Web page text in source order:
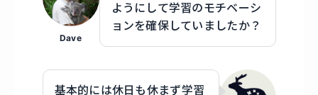
Dave
ようにして学習のモチベーシ
ョンを確保していましたか？
基本的には休日も休まず学習